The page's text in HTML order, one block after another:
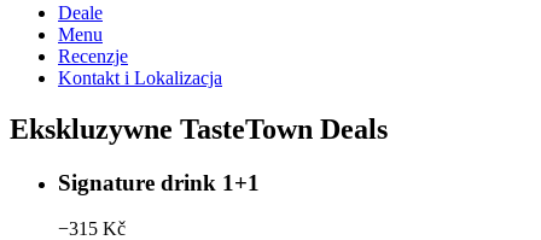
Deale
Menu
Recenzje
Kontakt i Lokalizacja
Ekskluzywne TasteTown Deals
Signature drink 1+1
−315 Kč